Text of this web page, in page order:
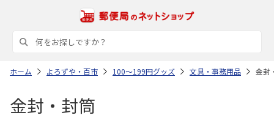
ホーム よろずや・百市 100～199円グッズ 文具・事務用品 金封
金封・封筒